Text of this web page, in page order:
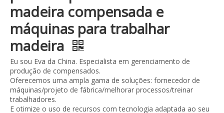
madeira compensada e
máquinas para trabalhar
madeira
Eu sou Eva da China. Especialista em gerenciamento de
produção de compensados.
Oferecemos uma ampla gama de soluções: fornecedor de
máquinas/projeto de fábrica/melhorar processos/treinar
trabalhadores.
E otimize o uso de recursos com tecnologia adaptada ao seu